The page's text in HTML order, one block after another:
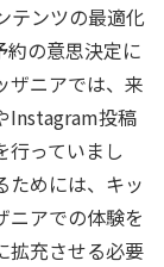
テンツの最適化
約の意思決定に
ザニアでは、来
Instagram投稿
行っていまし
ためには、キッ
ニアでの体験を
拡充させる必要